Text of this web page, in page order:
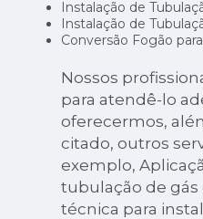
Instalação de
Instalação de
Conversão Fogão
Nossos
para atendê-lo
oferecermos,
citado, outros
exemplo,
tubulação de gás
técnica para